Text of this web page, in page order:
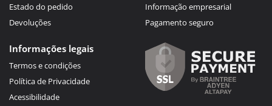
Estado do pedido
Devoluções
Informação empresarial
Pagamento seguro
Informações legais
Termos e condições
Política de Privacidade
Acessibilidade